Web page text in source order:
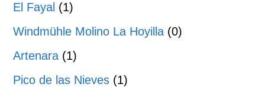
El Fayal (1)
Windmühle Molino La Hoyilla (0)
Artenara (1)
Pico de las Nieves (1)